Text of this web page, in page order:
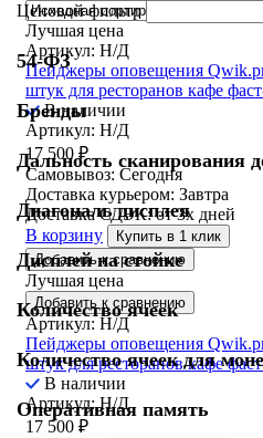
Ценовой фильтр
54-ФЗ
Бренды
Дальность сканирования
Диагональ дисплея
Дисплей на стойке
Количество ячеек
Количество ячеек для
Оперативная память
Лучшая цена
Артикул: Н/Д
Пейджеры оповещения
штук для ресторанов кафе
В наличии
Артикул: Н/Д
17 500₽
Самовывоз: Сегодня
Доставка курьером: Завтра
Доставка СДЭК:от 3х дней
В корзину
Купить в 1 клик
Добавить к сравнению
Лучшая цена
Добавить к сравнению
Артикул: Н/Д
Пейджеры оповещения
штук для ресторанов кафе
В наличии
Артикул: Н/Д
17 500 ₽